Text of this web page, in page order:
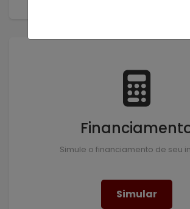
Simule o financiamento de seu
Simular